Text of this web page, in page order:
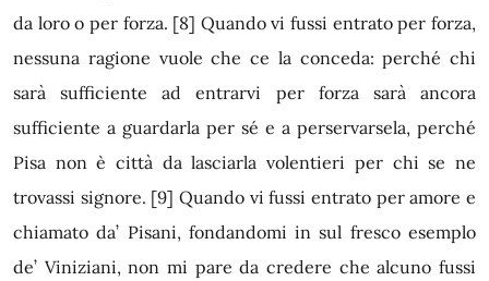
da loro o per forza. [8] Quando vi fussi entrato per forza,
nessuna ragione vuole che ce la conceda: perché chi
sarà sufficiente ad entrarvi per forza sarà ancora
sufficiente a guardarla per sé e a perservarsela, perché
Pisa non è città da lasciarla volentieri per chi se ne
trovassi signore. [9] Quando vi fussi entrato per amore e
chiamato da’ Pisani, fondandomi in sul fresco esemplo
de’ Viniziani, non mi pare da credere che alcuno fussi